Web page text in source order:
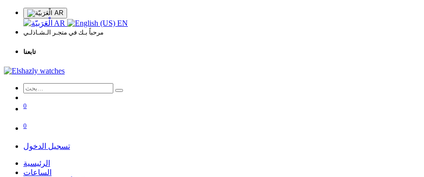
AR
AR EN
مرحباً بـك في متجـر الـشـاذلـي
تابعنا
0
0
تسجيل الدخول
الرئيسية
الساعات